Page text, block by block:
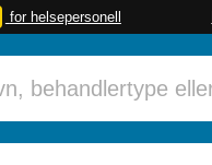
for helsepersonell